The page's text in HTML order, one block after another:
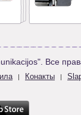
Все
| Конакты |